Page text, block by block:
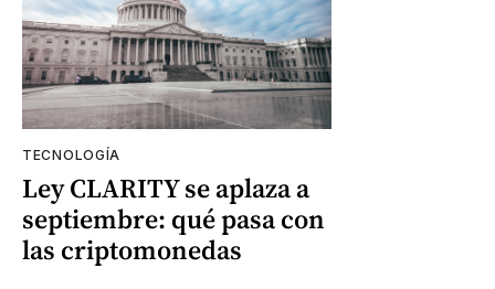
TECNOLOGÍA
Ley CLARITY se aplaza a
septiembre: qué pasa con
las criptomonedas